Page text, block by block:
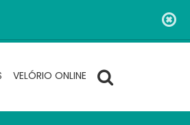
VELÓRIO ONLINE